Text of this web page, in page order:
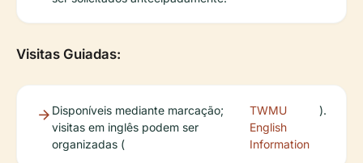
Visitas Guiadas:
Disponíveis mediante marcação;
visitas em inglês podem ser
organizadas (
TWMU
English
Information
).